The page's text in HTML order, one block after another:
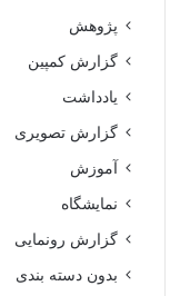
پژوهش
گزارش کمپین
یادداشت
گزارش تصویری
آموزش
نمایشگاه
گزارش رونمایی
بدون دسته بندی